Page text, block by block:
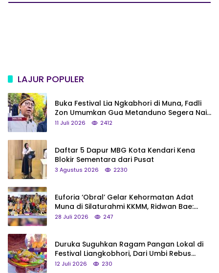
LAJUR POPULER
Buka Festival Lia Ngkabhori di Muna, Fadli
Zon Umumkan Gua Metanduno Segera Naik
Status Jadi Cagar Budaya Nasional
11 Juli 2026 2412
Daftar 5 Dapur MBG Kota Kendari Kena
Blokir Sementara dari Pusat
3 Agustus 2026 2230
Euforia ‘Obral’ Gelar Kehormatan Adat
Muna di Silaturahmi KKMM, Ridwan Bae:
Saya Bukan Tipe Begitu, Belum Pantas!
28 Juli 2026 247
Duruka Suguhkan Ragam Pangan Lokal di
Festival Liangkobhori, Dari Umbi Rebus
hingga Tumpeng Beras Muna
12 Juli 2026 230